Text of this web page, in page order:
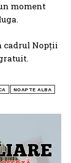
moment
cadrul Nopții
NOAPTE ALBA